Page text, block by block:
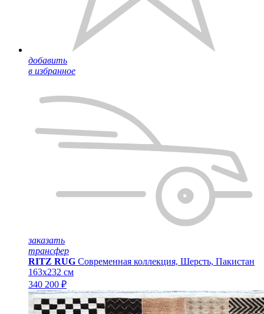
добавить
в избранное
заказать
трансфер
RITZ RUG Современная коллекция, Шерсть, Пакистан
163x232 см
340 200 ₽